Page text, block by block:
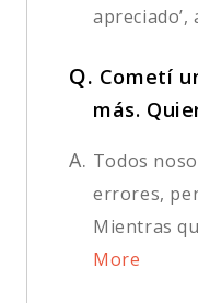
apreciado’,
Q. Cometí
más.
A. Todos
errores,
Mientras
More